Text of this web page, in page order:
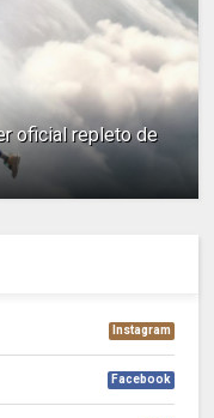
oficial repleto de
Instagram
Facebook